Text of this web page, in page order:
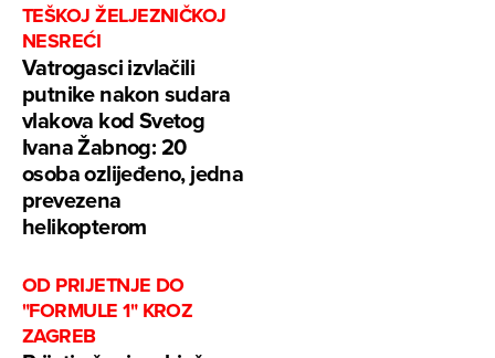
TEŠKOJ ŽELJEZNIČKOJ
NESREĆI
Vatrogasci izvlačili
putnike nakon sudara
vlakova kod Svetog
Ivana Žabnog: 20
osoba ozlijeđeno, jedna
prevezena
helikopterom
OD PRIJETNJE DO
"FORMULE 1" KROZ
ZAGREB